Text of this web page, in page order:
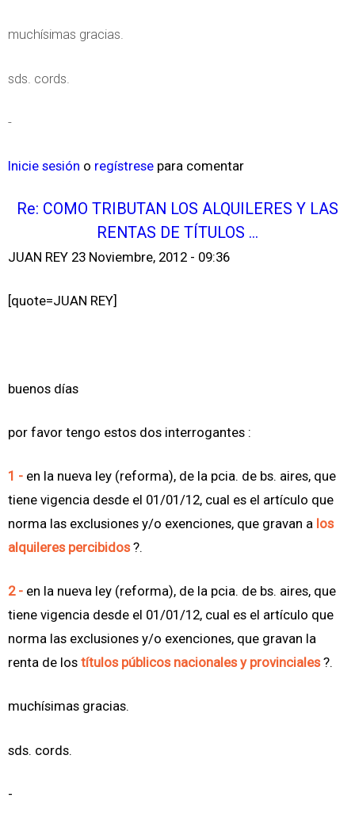
muchísimas gracias.
sds. cords.
-
Inicie sesión o regístrese para comentar
Re: COMO TRIBUTAN LOS ALQUILERES Y LAS
RENTAS DE TÍTULOS ...
JUAN REY 23 Noviembre, 2012 - 09:36
[quote=JUAN REY]
buenos días
por favor tengo estos dos interrogantes :
1 - en la nueva ley (reforma), de la pcia. de bs. aires, que
tiene vigencia desde el 01/01/12, cual es el artículo que
norma las exclusiones y/o exenciones, que gravan a los
alquileres percibidos?.
2 - en la nueva ley (reforma), de la pcia. de bs. aires, que
tiene vigencia desde el 01/01/12, cual es el artículo que
norma las exclusiones y/o exenciones, que gravan la
renta de los títulos públicos nacionales y provinciales?.
muchísimas gracias.
sds. cords.
-